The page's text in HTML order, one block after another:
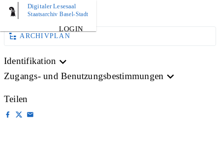
Digitaler Lesesaal
Staatsarchiv Basel-Stadt
LOGIN
AKTE
ARCHIVPLAN
Identifikation
Zugangs- und Benutzungsbestimmungen
Teilen